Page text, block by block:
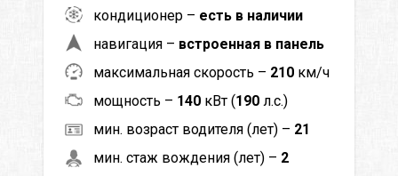
кондиционер – есть в наличии
навигация – встроенная в панель
максимальная скорость – 210 км/ч
мощность – 140 кВт (190 л.с.)
мин. возраст водителя (лет) – 21
мин. стаж вождения (лет) – 2